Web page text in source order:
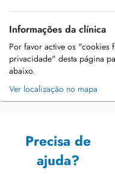
Informações da clínica
Por favor active os
privacidade" desta página
abaixo.
Ver localização no mapa
Precisa de
ajuda?